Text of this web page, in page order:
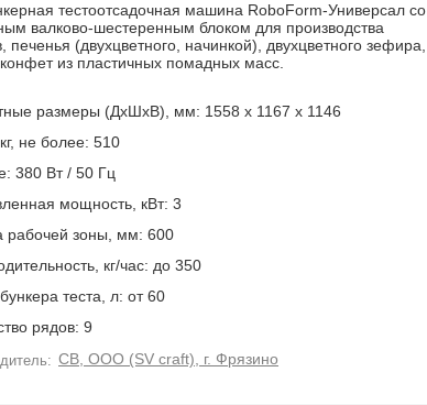
тестоотсадочная машина RoboForm-Универсал со
валково-шестеренным блоком для производства
печенья (двухцветного, начинкой), двухцветного зефира,
из пластичных помадных масс.
размеры (ДхШхВ), мм: 1558 х 1167 х 1146
не более: 510
380 Вт / 50 Гц
мощность, кВт: 3
рабочей зоны, мм: 600
кг/час: до 350
теста, л: от 60
рядов: 9
СВ, ООО (SV craft), г. Фрязино